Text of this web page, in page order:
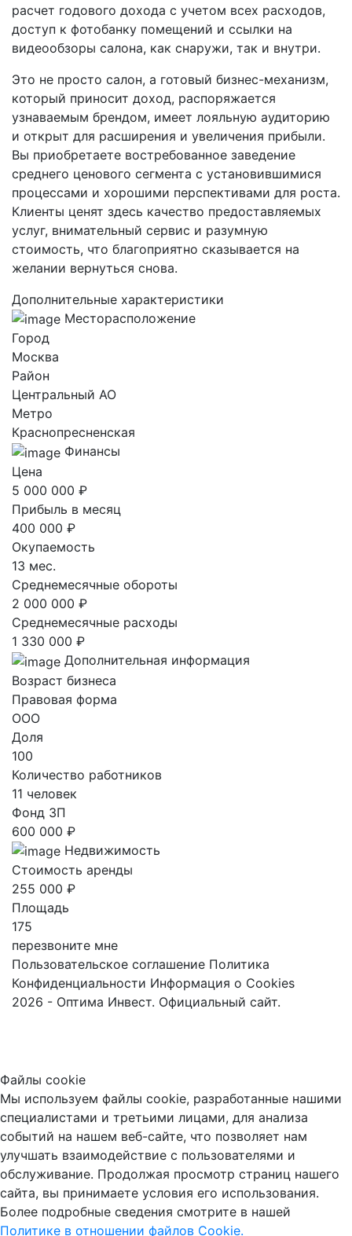
расчет годового дохода с учетом всех расходов,
доступ к фотобанку помещений и ссылки на
видеообзоры салона, как снаружи, так и внутри.
Это не просто салон, а готовый бизнес-механизм,
который приносит доход, распоряжается
узнаваемым брендом, имеет лояльную аудиторию
и открыт для расширения и увеличения прибыли.
Вы приобретаете востребованное заведение
среднего ценового сегмента с установившимися
процессами и хорошими перспективами для роста.
Клиенты ценят здесь качество предоставляемых
услуг, внимательный сервис и разумную
стоимость, что благоприятно сказывается на
желании вернуться снова.
Дополнительные характеристики
Месторасположение
Город
Москва
Район
Центральный AO
Метро
Краснопресненская
Финансы
Цена
5 000 000 ₽
Прибыль в месяц
400 000 ₽
Окупаемость
13 мес.
Среднемесячные обороты
2 000 000 ₽
Среднемесячные расходы
1 330 000 ₽
Дополнительная информация
Возраст бизнеса
Правовая форма
ООО
Доля
100
Количество работников
11 человек
Фонд ЗП
600 000 ₽
Недвижимость
Стоимость аренды
255 000 ₽
Площадь
175
перезвоните мне
Пользовательское соглашение Политика
Конфиденциальности Информация о Cookies
2026 - Оптима Инвест. Официальный сайт.
Файлы cookie
Мы используем файлы cookie, разработанные нашими
специалистами и третьими лицами, для анализа
событий на нашем веб-сайте, что позволяет нам
улучшать взаимодействие с пользователями и
обслуживание. Продолжая просмотр страниц нашего
сайта, вы принимаете условия его использования.
Более подробные сведения смотрите в нашей
Политике в отношении файлов Cookie.